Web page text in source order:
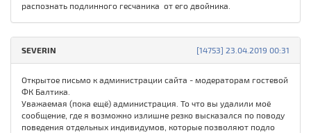
распознать подлинного гесчаника от его двойника.
[14753] 23.04.2019 00:31
SEVERIN
Открытое письмо к администрации сайта - модераторам гостевой
ФК Балтика.
Уважаемая (пока ещё) администрация. То что вы удалили моё
сообщение, где я возможно излишне резко высказался по поводу
поведения отдельных индивидумов, которые позволяют подло